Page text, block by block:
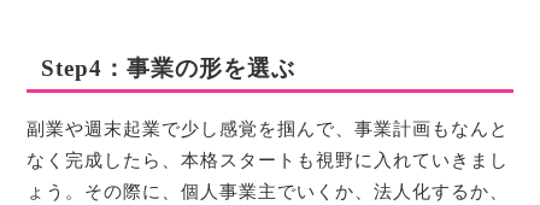
Step4：事業の形を選ぶ
副業や週末起業で少し感覚を掴んで、事業計画もなんと
なく完成したら、本格スタートも視野に入れていきまし
ょう。その際に、個人事業主でいくか、法人化するか、